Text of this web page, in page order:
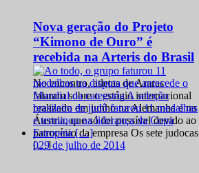
Nova geração do Projeto
“Kimono de Ouro” é
recebida na Arteris do Brasil
No encontro, atletas de Araras
falaram sobre o estágio internacional
realizado em junho na Alemanha e na
Áustria, que só foi possível devido ao
patrocínio da empresa Os sete judocas
[…]
029 de julho de 2014